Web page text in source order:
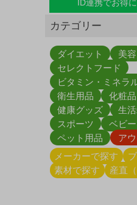
ID連携でお得
カテゴリー
ダイエット 美容
セレクトフード
ビタミン・ミネラ
衛生用品
化粧
健康グッズ
生
スポーツ
ベビ
ペット用品
ア
メーカーで探す
素材で探す
産直